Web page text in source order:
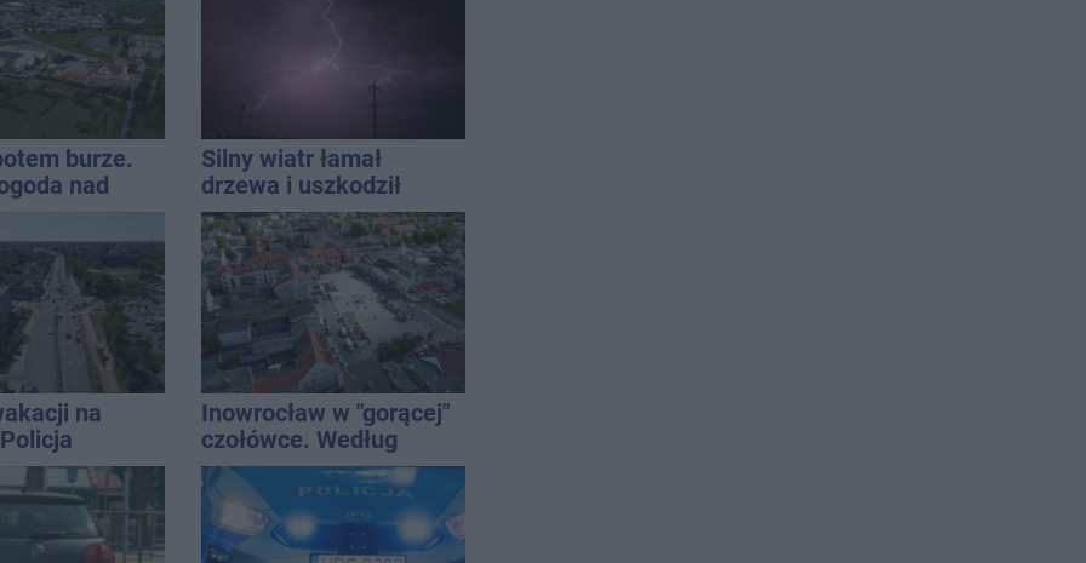
burze.
nad
Silny wiatr łamał
drzewa i uszkodził
dach. To nie koniec
ostrzeżeń
na
lipiec
Inowrocław w "gorącej"
czołówce. Według
analizy Onetu nasze
miasto jest jednym z
najbardziej narażonych
na upały